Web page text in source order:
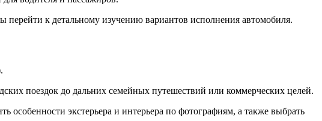
к детальному изучению вариантов исполнения автомобиля.
.
поездок до дальних семейных путешествий или коммерческих целей.
особенности экстерьера и интерьера по фотографиям, а также выбрать